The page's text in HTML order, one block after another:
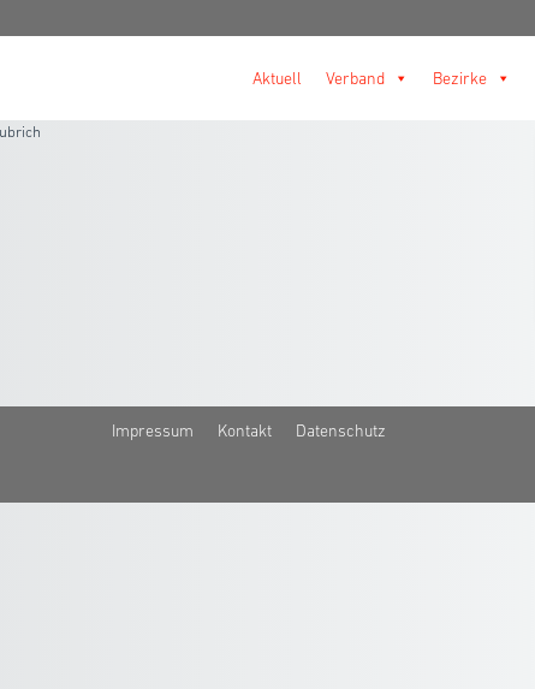
Aktuell Verband Bezirke
Impressum Kontakt Datenschutz